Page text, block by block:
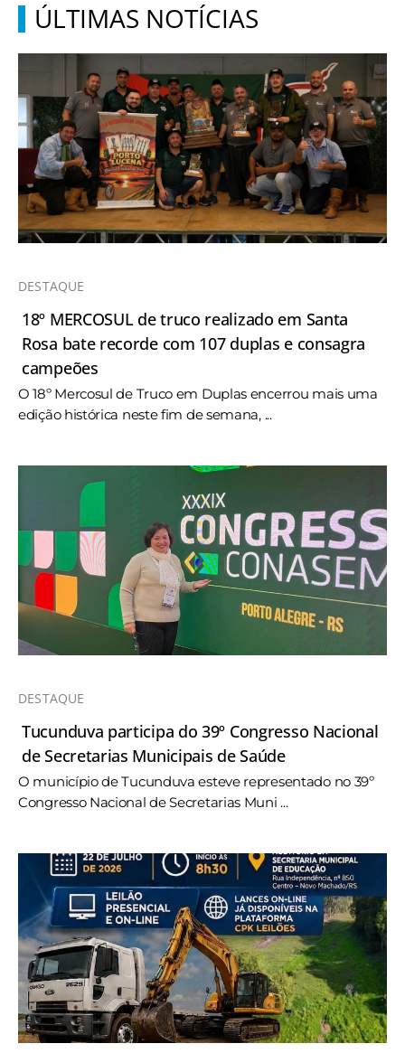
ÚLTIMAS NOTÍCIAS
DESTAQUE
18º MERCOSUL de truco realizado em Santa
Rosa bate recorde com 107 duplas e consagra
campeões
O 18º Mercosul de Truco em Duplas encerrou mais uma
edição histórica neste fim de semana, ...
DESTAQUE
Tucunduva participa do 39º Congresso Nacional
de Secretarias Municipais de Saúde
O município de Tucunduva esteve representado no 39º
Congresso Nacional de Secretarias Muni ...